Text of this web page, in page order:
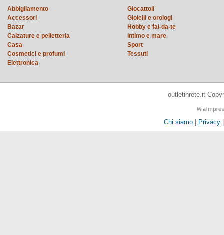
Abbigliamento
Accessori
Bazar
Calzature e pelletteria
Casa
Cosmetici e profumi
Elettronica
Giocattoli
Gioielli e orologi
Hobby e fai-da-te
Intimo e mare
Sport
Tessuti
outletinrete.it
Chi siamo | Privacy